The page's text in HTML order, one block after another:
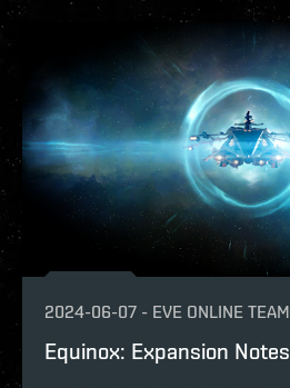
2024-06-07 - EVE ONLINE TEAM
Equinox: Expansion Notes